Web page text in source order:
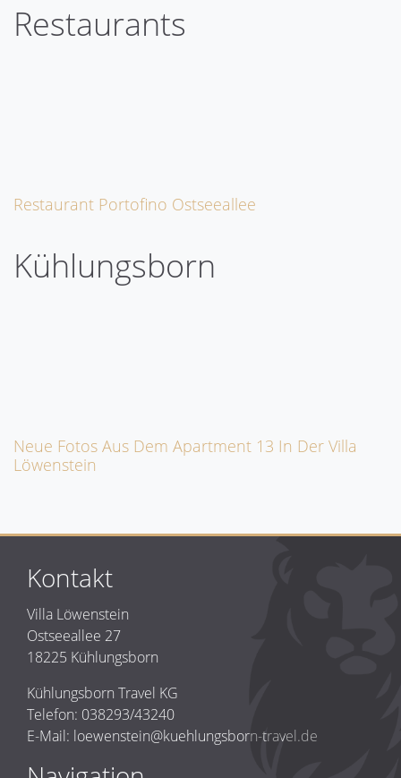
Restaurants
Restaurant Portofino Ostseeallee
Kühlungsborn
Neue Fotos Aus Dem Apartment 13 In Der Villa
Löwenstein
Kontakt
Villa Löwenstein
Ostseeallee 27
18225 Kühlungsborn
Kühlungsborn Travel KG
Telefon: 038293/43240
E-Mail: loewenstein@kuehlungsborn-travel.de